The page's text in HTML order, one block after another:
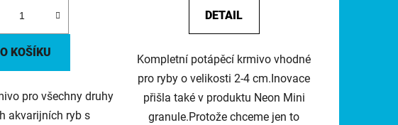
KOŠÍKU
pro všechny druhy
akvarijních ryb s
DETAIL
Kompletní potápěcí krmivo vhodné
pro ryby o velikosti 2-4 cm.Inovace
přišla také v produktu Neon Mini
granule.Protože chceme jen to